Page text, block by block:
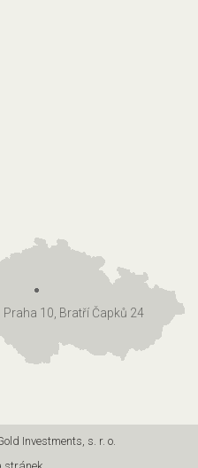
Praha 10, Bratří Čapků 24
Investments, s. r. o.